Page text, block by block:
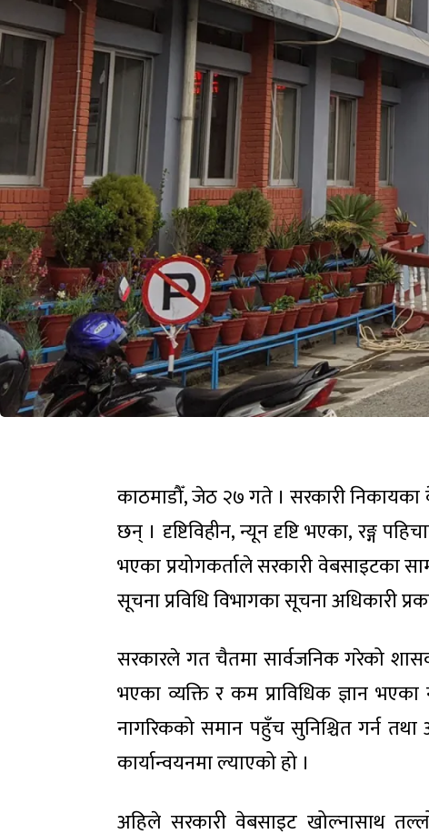
काठमाडौँ, जेठ २७ गते । सरकारी
छन् । दृष्टिविहीन, न्यून दृष्टि भएका, रङ्ग
भएका प्रयोगकर्ताले सरकारी वेबसाइटका
सूचना प्रविधि विभागका सूचना अधिकारी
सरकारले गत चैतमा सार्वजनिक गरेको
भएका व्यक्ति र कम प्राविधिक ज्ञान
नागरिकको समान पहुँच सुनिश्चित गर्न तथा
कार्यान्वयनमा ल्याएको हो ।
अहिले सरकारी वेबसाइट खोल्नासाथ